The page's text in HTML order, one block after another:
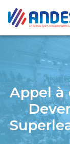
Appel à